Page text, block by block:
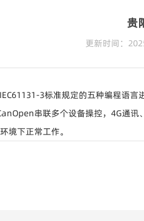
贵
更新时间：
3标准规定的五种编程语言
串联多个设备操控，4G通
下正常工作。